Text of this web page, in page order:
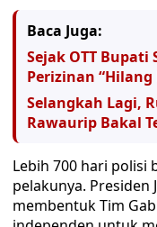
Baca Juga:
Sejak OTT
Perizinan
Selangkah Lagi,
Rawaurip Bakal
Lebih 700 hari polisi
pelakunya. Presiden
membentuk Tim